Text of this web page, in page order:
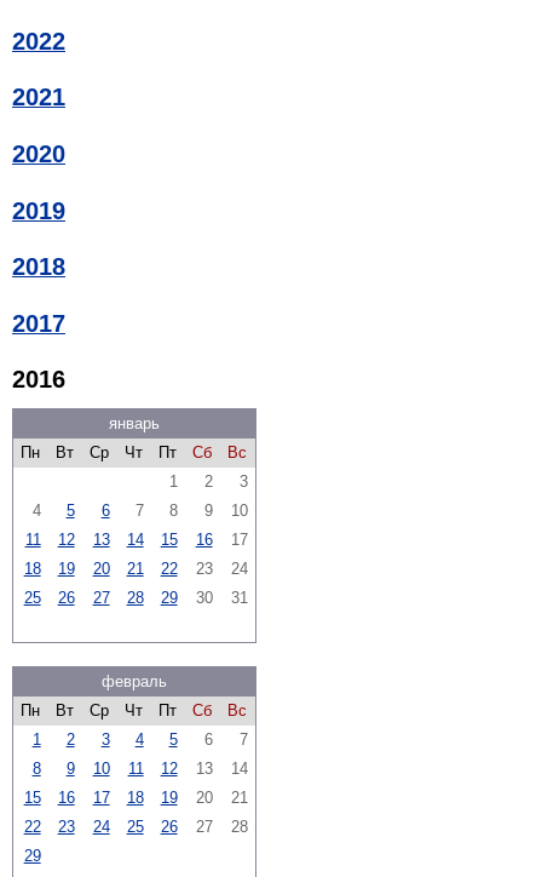
2022
2021
2020
2019
2018
2017
2016
январь
Пн
Вт Ср Чт Пт Сб
Вс
1
2
3
4
5 6 7 8 9
10
11
12 13 14 15 16
17
18
19 20 21 22 23
24
25
26 27 28 29 30 31
февраль
Пн
Вт Ср Чт Пт Сб
Вс
1
2 3 4 5 6
7
8
9 10 11 12 13
14
15
16 17 18 19 20
21
22
23 24 25 26 27
28
29